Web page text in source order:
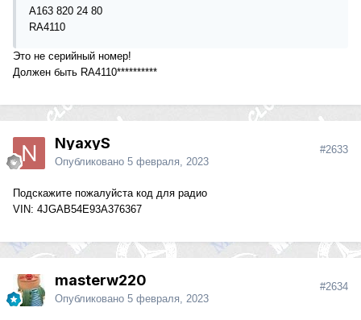
А163 820 24 80
RA4110
Это не серийный номер!
Должен быть RA4110**********
NyaxyS
Опубликовано 5 февраля, 2023
#2633
Подскажите пожалуйста код для радио
VIN: 4JGAB54E93A376367
masterw220
Опубликовано 5 февраля, 2023
#2634